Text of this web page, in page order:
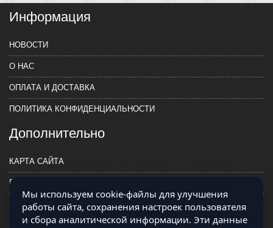
Информация
НОВОСТИ
О НАС
ОПЛАТА И ДОСТАВКА
ПОЛИТИКА КОНФИДЕНЦИАЛЬНОСТИ
Дополнительно
КАРТА САЙТА
ПРОИЗВОДИТЕЛИ
КОНТАКТЫ
Мы используем cookie-файлы для улучшения
работы сайта, сохранения настроек пользователя
и сбора аналитической информации. Эти данные